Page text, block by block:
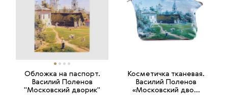
Обложка на паспорт.
Василий Поленов
"Московский дворик"
Косметичка тканевая.
Василий Поленов
«Московский дво...